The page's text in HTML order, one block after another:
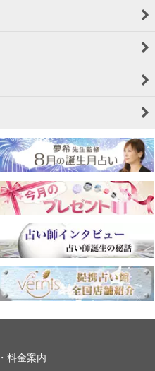
・料金案内